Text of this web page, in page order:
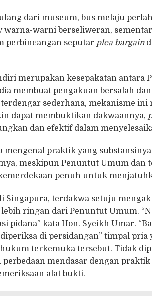
dari museum, bus melaju
warna-warni berseliweran,
perbincangan seputar plea bargain
merupakan kesepakatan antara
membuat pengakuan bersalah
sederhana, mekanisme
dapat membuktikan dakwaannya,
dan efektif dalam
mengenal praktik yang
meskipun Penuntut Umum dan
penuh untuk
Singapura, terdakwa setuju
ringan dari Penuntut Umum.
pidana” kata Hon. Syeikh Umar.
di persidangan” timpal pria
terkemuka tersebut. Tidak
perbedaan mendasar dengan praktik
alat bukti.